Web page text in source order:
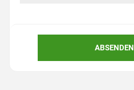
ABSENDEN